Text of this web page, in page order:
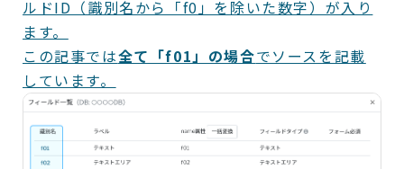
ルドID（識別名から「f0」を除いた数字）が入り
ます。
この記事では全て「f01」の場合でソースを記載
しています。